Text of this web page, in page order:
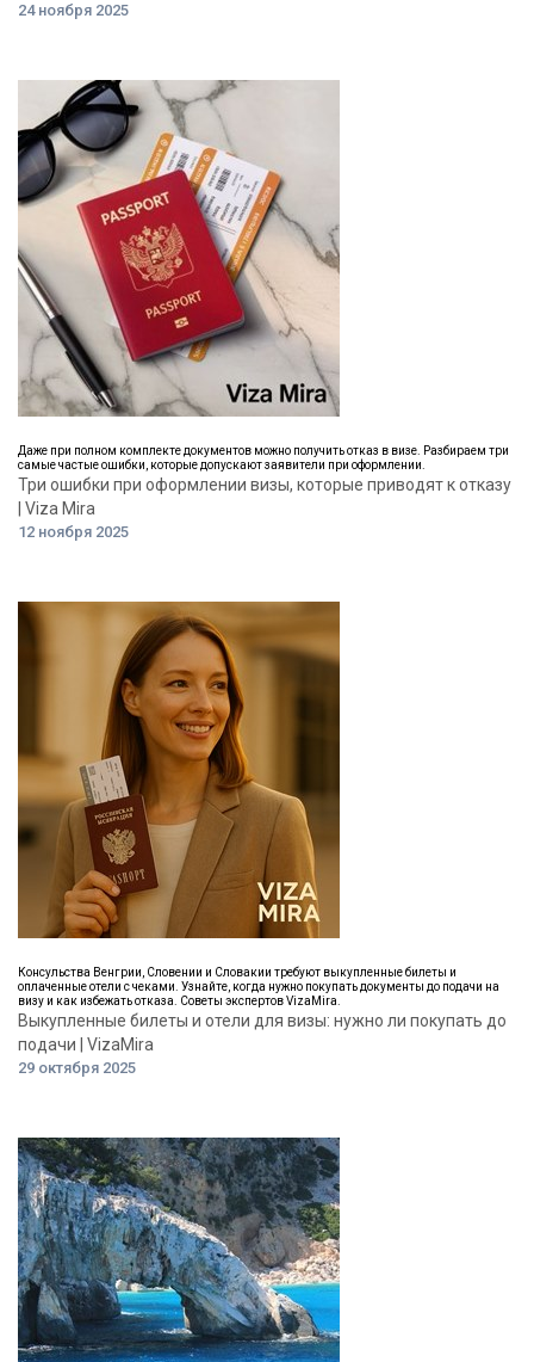
24 ноября 2025
Даже при полном комплекте документов можно получить отказ в визе. Разбираем три
самые частые ошибки, которые допускают заявители при оформлении.
Три ошибки при оформлении визы, которые приводят к отказу
| Viza Mira
12 ноября 2025
Консульства Венгрии, Словении и Словакии требуют выкупленные билеты и
оплаченные отели с чеками. Узнайте, когда нужно покупать документы до подачи на
визу и как избежать отказа. Советы экспертов VizaMira.
Выкупленные билеты и отели для визы: нужно ли покупать до
подачи | VizaMira
29 октября 2025